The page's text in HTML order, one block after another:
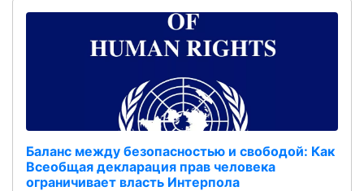
Баланс между безопасностью и свободой: Как
Всеобщая декларация прав человека
ограничивает власть Интерпола